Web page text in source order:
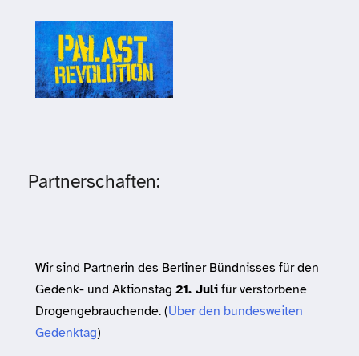
Partnerschaften:
Wir sind Partnerin des Berliner Bündnisses für den
Gedenk- und Aktionstag 21. Julifür verstorbene
Drogengebrauchende. (Über den bundesweiten
Gedenktag)